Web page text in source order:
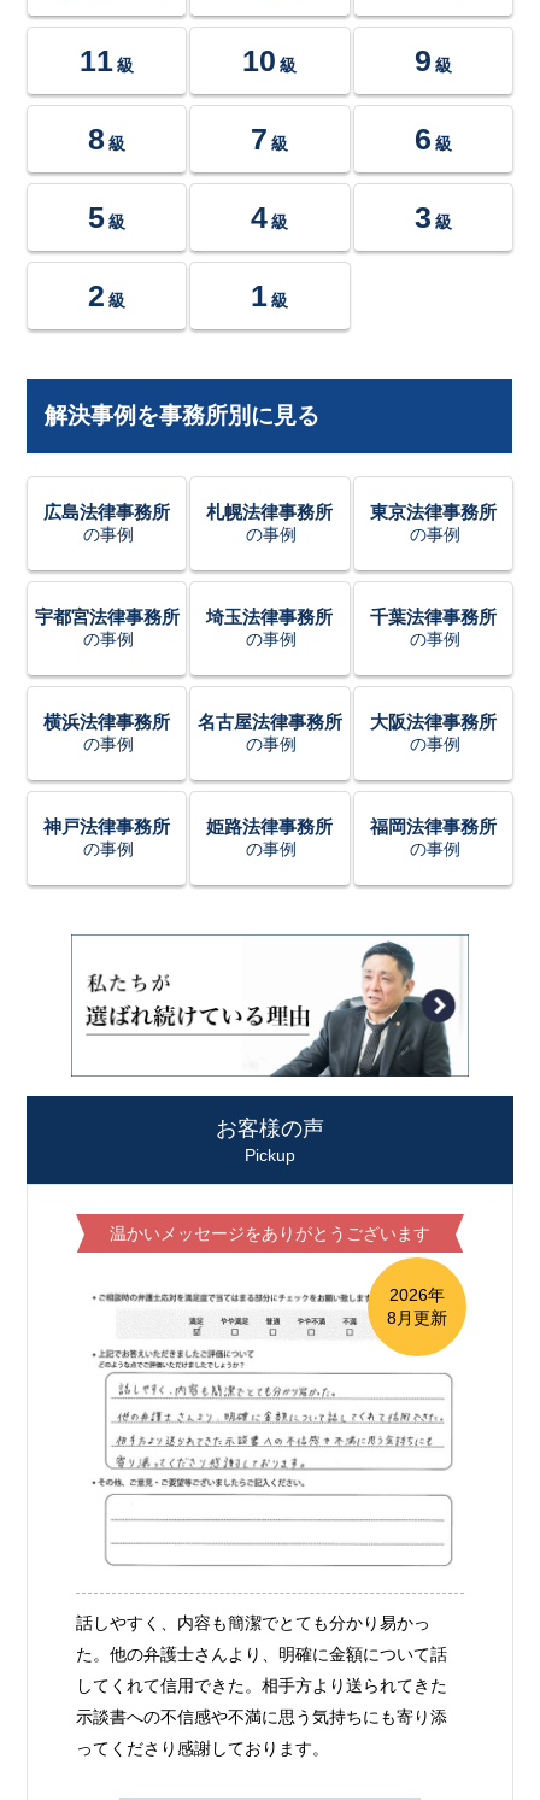
11 級 10 級 9 級
8 級 7 級 6 級
5 級 4 級 3 級
2 級 1 級
解決事例を事務所別に見る
広島法律事務所
の事例
札幌法律事務所
の事例
東京法律事務所
の事例
宇都宮法律事務所
の事例
埼玉法律事務所
の事例
千葉法律事務所
の事例
横浜法律事務所
の事例
名古屋法律事務所
の事例
大阪法律事務所
の事例
神戸法律事務所
の事例
姫路法律事務所
の事例
福岡法律事務所
の事例
お客様の声
Pickup
温かいメッセージをありがとうございます
2026年
8月更新
話しやすく、内容も簡潔でとても分かり易かっ
た。他の弁護士さんより、明確に金額について話
してくれて信用できた。相手方より送られてきた
示談書への不信感や不満に思う気持ちにも寄り添
ってくださり感謝しております。